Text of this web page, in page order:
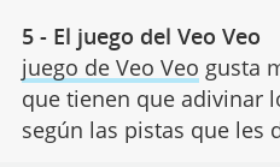
5 - El juego del Veo Veo
juego de Veo Veo gusta
que tienen que adivinar
según las pistas que les